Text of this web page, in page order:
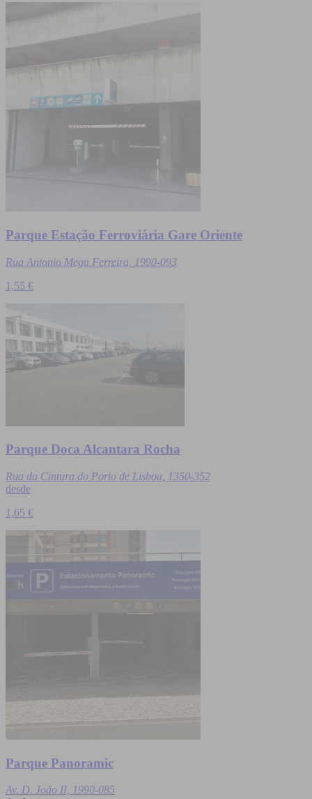
Parque Estação Ferroviária Gare Oriente
Rua Antonio Mega Ferreira, 1990-093
1,55 €
Parque Doca Alcantara Rocha
Rua da Cintura do Porto de Lisboa, 1350-352
desde
1,65 €
Parque Panoramic
Av. D. João II, 1990-085